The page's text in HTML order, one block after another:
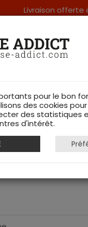
Livraison offerte
DANS LES VOSGES &
DE CHASSE RAYON
Blaser
pour le bon
des cookies
des
d'intérêt.